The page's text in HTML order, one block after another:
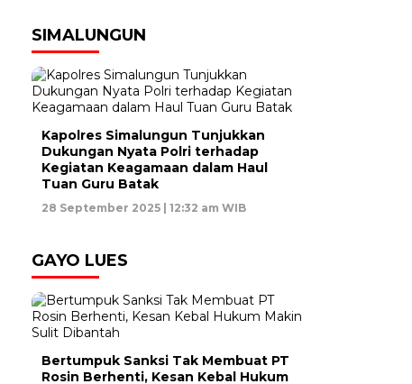
SIMALUNGUN
Kapolres Simalungun Tunjukkan
Dukungan Nyata Polri terhadap
Kegiatan Keagamaan dalam Haul
Tuan Guru Batak
28 September 2025 | 12:32 am WIB
GAYO LUES
Bertumpuk Sanksi Tak Membuat PT
Rosin Berhenti, Kesan Kebal Hukum